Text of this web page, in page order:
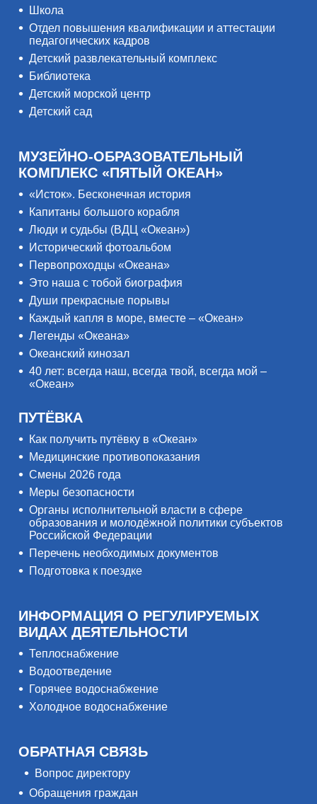
Школа
Отдел повышения квалификации и аттестации
педагогических кадров
Детский развлекательный комплекс
Библиотека
Детский морской центр
Детский сад
МУЗЕЙНО-ОБРАЗОВАТЕЛЬНЫЙ
КОМПЛЕКС «ПЯТЫЙ ОКЕАН»
«Исток». Бесконечная история
Капитаны большого корабля
Люди и судьбы (ВДЦ «Океан»)
Исторический фотоальбом
Первопроходцы «Океана»
Это наша с тобой биография
Души прекрасные порывы
Каждый капля в море, вместе – «Океан»
Легенды «Океана»
Океанский кинозал
40 лет: всегда наш, всегда твой, всегда мой –
«Океан»
ПУТЁВКА
Как получить путёвку в «Океан»
Медицинские противопоказания
Смены 2026 года
Меры безопасности
Органы исполнительной власти в сфере
образования и молодёжной политики субъектов
Российской Федерации
Перечень необходимых документов
Подготовка к поездке
ИНФОРМАЦИЯ О РЕГУЛИРУЕМЫХ
ВИДАХ ДЕЯТЕЛЬНОСТИ
Теплоснабжение
Водоотведение
Горячее водоснабжение
Холодное водоснабжение
ОБРАТНАЯ СВЯЗЬ
Вопрос директору
Обращения граждан